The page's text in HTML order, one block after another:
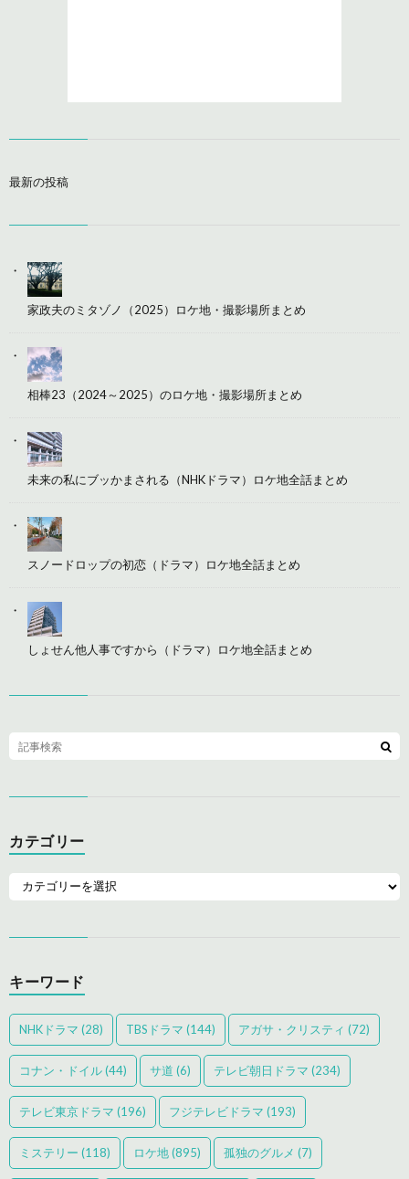
最新の投稿
家政夫のミタゾノ（2025）ロケ地・撮影場所まとめ
相棒23（2024～2025）のロケ地・撮影場所まとめ
未来の私にブッかまされる（NHKドラマ）ロケ地全話まとめ
スノードロップの初恋（ドラマ）ロケ地全話まとめ
しょせん他人事ですから（ドラマ）ロケ地全話まとめ
カテゴリー
キーワード
NHKドラマ (28) TBSドラマ (144) アガサ・クリスティ (72)
コナン・ドイル(44) サ道 (6) テレビ朝日ドラマ (234)
テレビ東京ドラマ (196) フジテレビドラマ (193)
ミステリー (118) ロケ地(895) 孤独のグルメ (7)